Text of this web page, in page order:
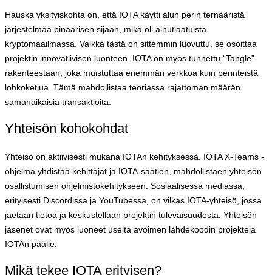
Hauska yksityiskohta on, että IOTA käytti alun perin ternääristä
järjestelmää binäärisen sijaan, mikä oli ainutlaatuista
kryptomaailmassa. Vaikka tästä on sittemmin luovuttu, se osoittaa
projektin innovatiivisen luonteen. IOTA on myös tunnettu “Tangle”-
rakenteestaan, joka muistuttaa enemmän verkkoa kuin perinteistä
lohkoketjua. Tämä mahdollistaa teoriassa rajattoman määrän
samanaikaisia transaktioita.
Yhteisön kohokohdat
Yhteisö on aktiivisesti mukana IOTAn kehityksessä. IOTA X-Teams -
ohjelma yhdistää kehittäjät ja IOTA-säätiön, mahdollistaen yhteisön
osallistumisen ohjelmistokehitykseen. Sosiaalisessa mediassa,
erityisesti Discordissa ja YouTubessa, on vilkas IOTA-yhteisö, jossa
jaetaan tietoa ja keskustellaan projektin tulevaisuudesta. Yhteisön
jäsenet ovat myös luoneet useita avoimen lähdekoodin projekteja
IOTAn päälle.
Mikä tekee IOTA erityisen?